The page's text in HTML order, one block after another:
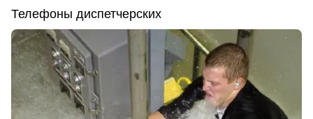
Телефоны диспетчерских